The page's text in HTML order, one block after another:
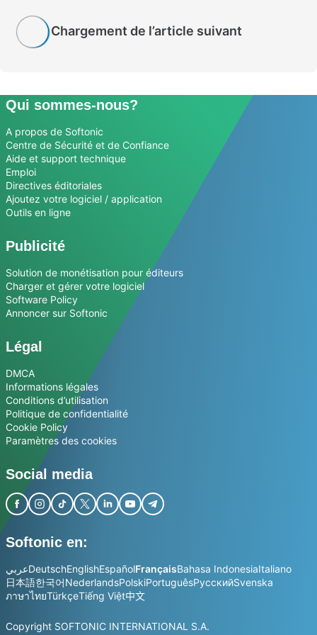
Chargement de l’article suivant
Qui sommes-nous?
A propos de Softonic
Centre de Sécurité et de Confiance
Aide et support technique
Emploi
Directives éditoriales
Ajoutez votre logiciel / application
Outils en ligne
Publicité
Solution de monétisation pour éditeurs
Charger et gérer votre logiciel
Software Policy
Annoncer sur Softonic
Légal
DMCA
Informations légales
Conditions d’utilisation
Politique de confidentialité
Cookie Policy
Paramètres des cookies
Social media
Softonic en:
عربيDeutschEnglishEspañolFrançaisBahasa IndonesiaItaliano
日本語한국어NederlandsPolskiPortuguêsРусскийSvenska
ภาษาไทยTürkçeTiếng Việt中文
Copyright SOFTONIC INTERNATIONAL S.A.